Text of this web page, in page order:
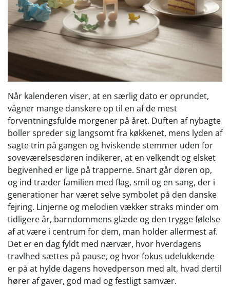
Når kalenderen viser, at en særlig dato er oprundet,
vågner mange danskere op til en af de mest
forventningsfulde morgener på året. Duften af nybagte
boller spreder sig langsomt fra køkkenet, mens lyden af
sagte trin på gangen og hviskende stemmer uden for
soveværelsesdøren indikerer, at en velkendt og elsket
begivenhed er lige på trapperne. Snart går døren op,
og ind træder familien med flag, smil og en sang, der i
generationer har været selve symbolet på den danske
fejring. Linjerne og melodien vækker straks minder om
tidligere år, barndommens glæde og den trygge følelse
af at være i centrum for dem, man holder allermest af.
Det er en dag fyldt med nærvær, hvor hverdagens
travlhed sættes på pause, og hvor fokus udelukkende
er på at hylde dagens hovedperson med alt, hvad dertil
hører af gaver, god mad og festligt samvær.